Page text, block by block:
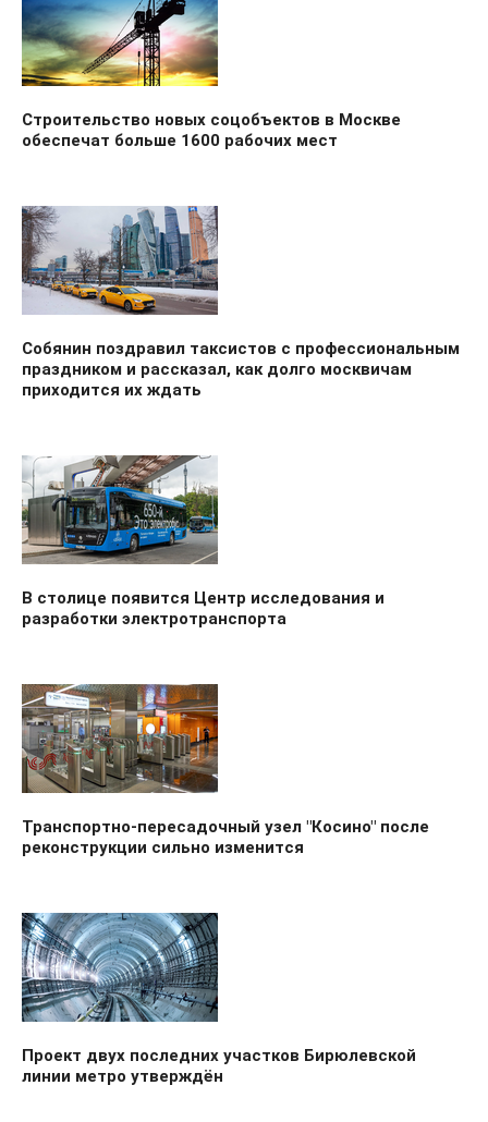
Строительство новых соцобъектов в Москве
обеспечат больше 1600 рабочих мест
Собянин поздравил таксистов с профессиональным
праздником и рассказал, как долго москвичам
приходится их ждать
В столице появится Центр исследования и
разработки электротранспорта
Транспортно-пересадочный узел "Косино" после
реконструкции сильно изменится
Проект двух последних участков Бирюлевской
линии метро утверждён